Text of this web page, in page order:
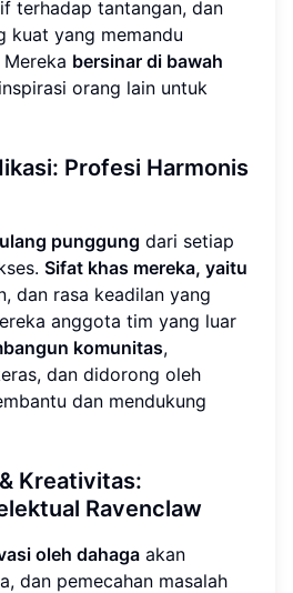
terhadap tantangan, dan
kuat yang memandu
bersinar di bawah
orang lain untuk
Profesi Harmonis
punggung dari setiap
Sifat khas mereka, yaitu
dan rasa keadilan yang
anggota tim yang luar
komunitas,
dan didorong oleh
dan mendukung
Kreativitas:
Ravenclaw
oleh dahaga akan
dan pemecahan masalah